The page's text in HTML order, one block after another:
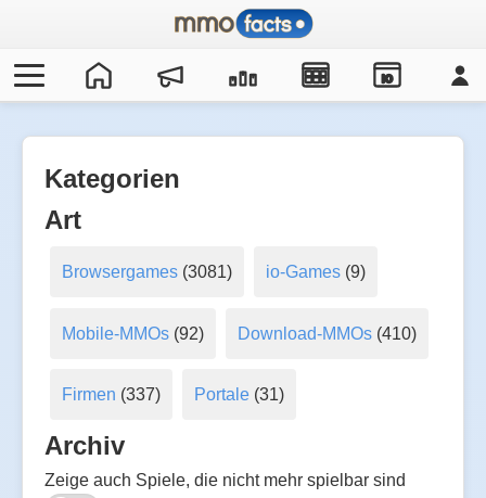
IO
Kategorien
Art
Browsergames(3081) io-Games (9)
Mobile-MMOs(92) Download-MMOs (410)
Firmen (337) Portale (31)
Archiv
Zeige auch Spiele, die nicht mehr spielbar sind